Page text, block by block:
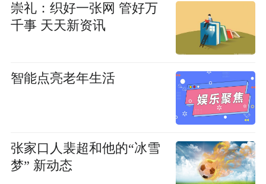
崇礼：织好一张网 管好万
千事 天天新资讯
智能点亮老年生活
张家口人裴超和他的“冰雪
梦” 新动态